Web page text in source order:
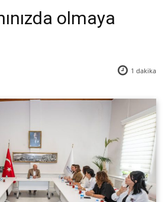
olmaya
1 dakika